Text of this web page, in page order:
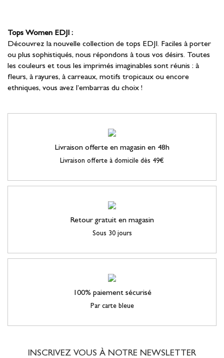
Tops Women EDJI :
Découvrez la nouvelle collection de tops EDJI. Faciles à porter
ou plus sophistiqués, nous répondons à tous vos désirs. Toutes
les couleurs et tous les imprimés imaginables sont réunis : à
fleurs, à rayures, à carreaux, motifs tropicaux ou encore
ethniques, vous avez l’embarras du choix !
Livraison offerte en magasin en 48h
Livraison offerte à domicile dès 49€
Retour gratuit en magasin
Sous 30 jours
100% paiement sécurisé
Par carte bleue
INSCRIVEZ VOUS À NOTRE NEWSLETTER